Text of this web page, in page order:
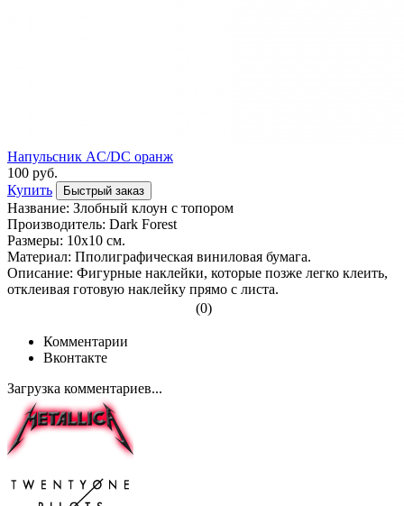
Напульсник AC/DC оранж
100 руб.
Купить
Быстрый заказ
Название: Злобный клоун с топором
Производитель: Dark Forest
Размеры: 10x10 см.
Материал: Пполиграфическая виниловая бумага.
Описание: Фигурные наклейки, которые позже легко клеить,
отклеивая готовую наклейку прямо с листа.
(0)
Комментарии
Вконтакте
Загрузка комментариев...